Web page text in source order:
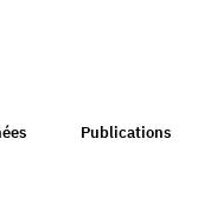
Publications